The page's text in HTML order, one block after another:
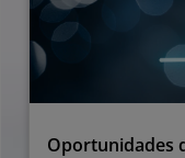
Oportunidades